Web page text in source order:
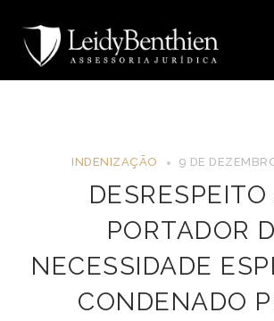
INDENIZAÇÃO 9 DE
DESRESPEITO
PORTADOR
NECESSIDADE
CONDENADO